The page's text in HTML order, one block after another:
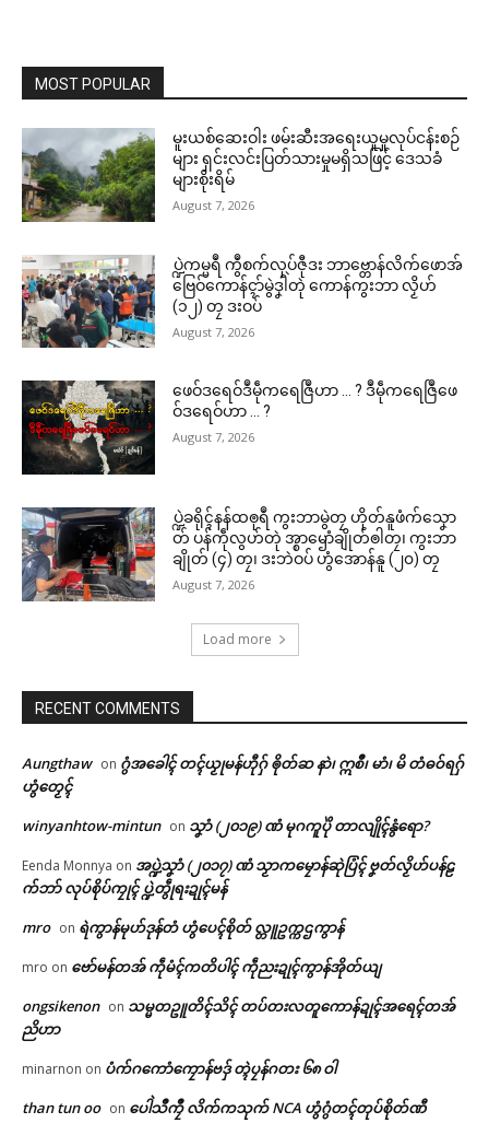
MOST POPULAR
မူးယစ်ဆေးဝါး ဖမ်းဆီးအရေးယူမှုလုပ်ငန်းစဉ်
များ ရှင်းလင်းပြတ်သားမှုမရှိသဖြင့် ဒေသခံ
များစိုးရိမ်
August 7, 2026
ပ္ဍဲကမ္မရဳ ကွဳစက်လုပ်ဇီုဒး ဘာဗ္တောန်လိက်ဖောအ်
ဗြေဝ်ကောန်ၚာ်မွဲဒၞါဲတုဲ ကောန်ကွးဘာ လၟိဟ်
(၁၂) တၠ ဒးဝပ်
August 7, 2026
ဖေဝ်ဒရေဝ်ဒဳမဵုကရေဇြဳဟာ … ? ဒဳမဵုကရေဇြဳဖေ
ဝ်ဒရေဝ်ဟာ … ?
August 7, 2026
ပ္ဍဲခရိုၚ်နန်ထၜုရဳ ကွးဘာမွဲတၠ ဟိုတ်နူဖံက်သၞော
တ် ပန်ကဵုလွဟ်တုဲ အ္စာၝောံချိုတ်ၜါတၠ၊ ကွးဘာ
ချိုတ် (၄) တၠ၊ ဒးဘဲဝပ် ဟွံအောန်နူ (၂၀) တၠ
August 7, 2026
Load more
RECENT COMMENTS
Aungthaw on ဂွံအခေါၚ် တၚ်ယၟုမန်ဟီုဂှ် ၜိုတ်ဆ နာဲ၊ ဣစဳ၊ မာံ၊ မိ တံဓဝ်ရဂှ်
ဟွံတၟေၚ်
winyanhtow-mintun on သၞာံ (၂၀၁၉) ဏံ မုဂကူပိုဲ တာလျိုၚ်နွံရော?
Eenda Monnya on အပ္ဍဲသၞာံ (၂၀၁၇) ဏံ သၟာကမၠောန်ဆုဲပြံၚ် ဗၞတ်လၟိဟ်ပန်ဠ
က်ဘာ် လုပ်စိုပ်ကၠုၚ် ပ္ဍဲတွဵုရးဍုၚ်မန်
mro on ရဲကွာန်မုဟ်ဒုန်တံ ဟွံပေၚ်စိုတ် လ္တူဥက္ကဌကွာန်
mro on ဗော်မန်တအ် ကဵုမံၚ်ကတိပါၚ် ကဵုညးဍုၚ်ကွာန်အိုတ်ယျ
ongsikenon on သမ္မတဥူတိၚ်သိၚ် တပ်တးလတူကောန်ဍုၚ်အရေၚ်တအ်
ညိဟာ
minarnon on ပံက်ဂကောံကၠောန်ဗဒှ် တ္ၚဲပၠန်ဂတး ၆၈ ဝါ
than tun oo on ပေါဲသဳကၠဳ လိက်ကသုက် NCA ဟွံဂွံတၚ်တုပ်စိုတ်ဏီ